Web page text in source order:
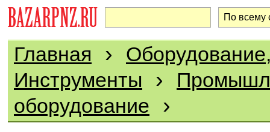
Главная ›
Инструменты
›
оборудование ›